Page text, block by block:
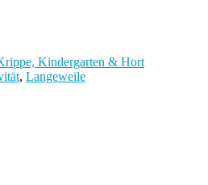
Kindergarten & Hort
, Langeweile